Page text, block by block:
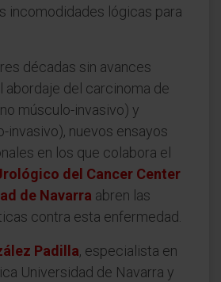
incomodidades lógicas para
décadas sin avances
abordaje del carcinoma de
músculo-invasivo) y
invasivo), nuevos ensayos
en los que colabora el
del Cancer Center
de Navarra abren las
contra esta enfermedad.
Padilla, especialista en
Universidad de Navarra y